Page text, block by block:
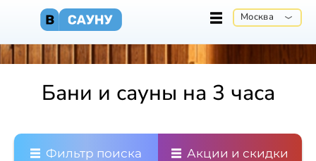
Москва
Бани и сауны на 3 часа
Фильтр поиска Акции и скидки